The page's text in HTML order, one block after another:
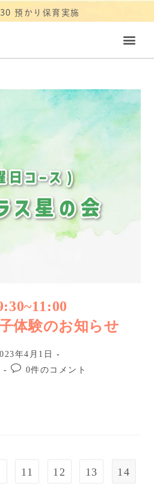
預かり保育実施
体験のお知らせ
年4月1日
0件のコメント
11 12 13 14